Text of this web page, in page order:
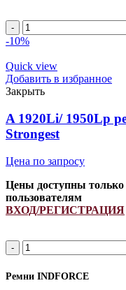
Ремень
644448.0/
1900151/
H157104/
H238867
INDFORCE
quantity
-10%
Quick view
Добавить в избранное
Закрыть
A 1920Li/ 1950Lp
Strongest
Цена по запросу
Цены доступны
пользователям
ВХОД/РЕГИСТРАЦИЯ
A
1920Li/
1950Lp
ремень
Ремни INDFORCE